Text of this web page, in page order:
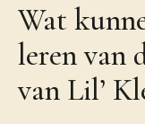
Wat
leren van
van Lil’